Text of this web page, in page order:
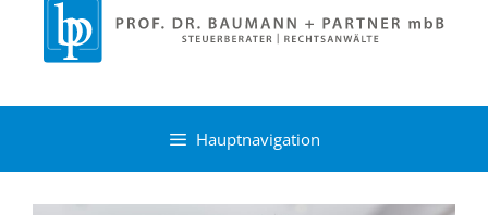
Hauptnavigation